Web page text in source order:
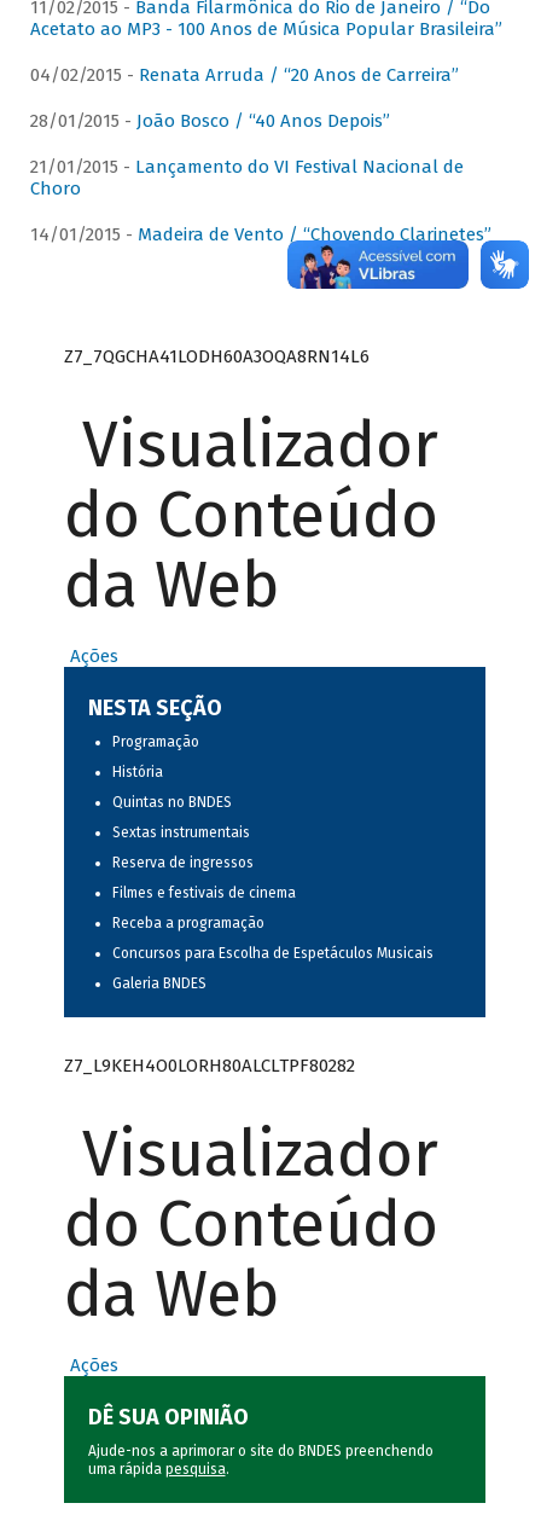
11/02/2015 - Banda Filarmônica do Rio de Janeiro / “Do
Acetato ao MP3 - 100 Anos de Música Popular Brasileira”
04/02/2015 - Renata Arruda / “20 Anos de Carreira”
28/01/2015 - João Bosco / “40 Anos Depois”
21/01/2015 - Lançamento do VI Festival Nacional de
Choro
14/01/2015 - Madeira de Vento / “Chovendo Clarinetes”
Z7_7QGCHA41LODH60A3OQA8RN14L6
Visualizador
do Conteúdo
da Web
Ações
NESTA SEÇÃO
Programação
História
Quintas no BNDES
Sextas instrumentais
Reserva de ingressos
Filmes e festivais de cinema
Receba a programação
Concursos para Escolha de Espetáculos Musicais
Galeria BNDES
Z7_L9KEH4O0LORH80ALCLTPF80282
Visualizador
do Conteúdo
da Web
Ações
DÊ SUA OPINIÃO
Ajude-nos a aprimorar o site do BNDES preenchendo
uma rápida pesquisa.